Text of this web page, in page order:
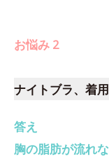
お悩み 2
ナイトブラ、着
答え
胸の脂肪が流れ